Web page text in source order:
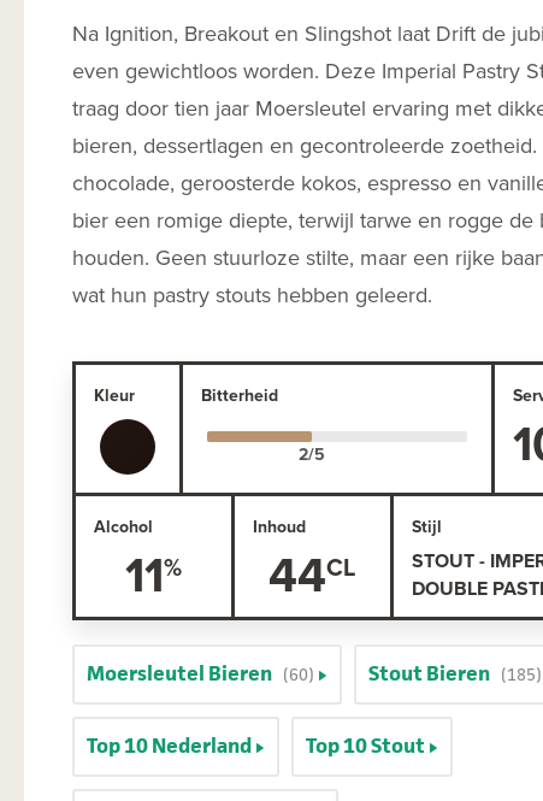
Na Ignition, Breakout en Slingshot laat Drift de
even gewichtloos worden. Deze Imperial Pastry
traag door tien jaar Moersleutel ervaring met
bieren, dessertlagen en gecontroleerde zoetheid.
chocolade, geroosterde kokos, espresso en
bier een romige diepte, terwijl tarwe en rogge de
houden. Geen stuurloze stilte, maar een rijke
wat hun pastry stouts hebben geleerd.
Kleur Bitterheid
Alcohol
11
Inhoud
44
Stijl
STOUT -
DOUBLE
Moersleutel Bieren (60) Stout Bieren (185)
Top 10 Nederland Top 10 Stout